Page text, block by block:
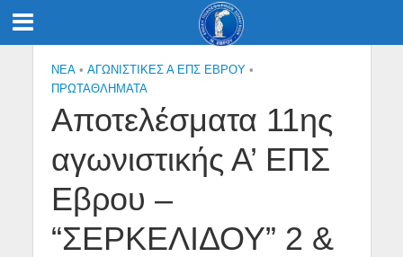
NEA • ΑΓΩΝΙΣΤΙΚΕΣ Α ΕΠΣ ΕΒΡΟΥ •
ΠΡΩΤΑΘΛΉΜΑΤΑ
Αποτελέσματα 11ης
αγωνιστικής Α’ ΕΠΣ
Εβρου –
“ΣΕΡΚΕΛΙΔΟΥ” 2 &